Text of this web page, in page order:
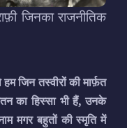
जिनका राजनीतिक
जिन तस्वीरों की मार्फ़त
का हिस्सा भी हैं, उनके
मगर बहुतों की स्मृति में